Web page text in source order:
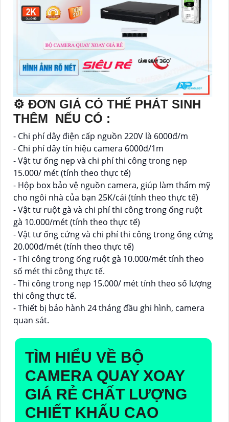
⚙ ĐƠN GIÁ CÓ THỂ PHÁT SINH
THÊM NẾU CÓ :
- Chi phí dây điện cấp nguồn 220V là 6000đ/m
- Chi phí dây tín hiệu camera 6000đ/1m
- Vật tư ống nẹp và chi phí thi công trong nẹp
15.000/ mét (tính theo thực tế)
- Hộp box bảo vệ nguồn camera, giúp làm thẩm mỹ
cho ngôi nhà của bạn 25K/cái (tính theo thực tế)
- Vật tư ruột gà và chi phí thi công trong ống ruột
gà 10.000/mét (tính theo thực tế)
- Vật tư ống cứng và chi phí thi công trong ống cứng
20.000đ/mét (tính theo thực tế)
- Thi công trong ống ruột gà 10.000/mét tính theo
số mét thi công thực tế.
- Thi công trong nẹp 15.000/ mét tính theo số lượng
thi công thực tế.
- Thiết bị bảo hành 24 tháng đầu ghi hình, camera
quan sát.
TÌM HIỂU VỀ BỘ
CAMERA QUAY XOAY
GIÁ RẺ CHẤT LƯỢNG
CHIẾT KHẤU CAO